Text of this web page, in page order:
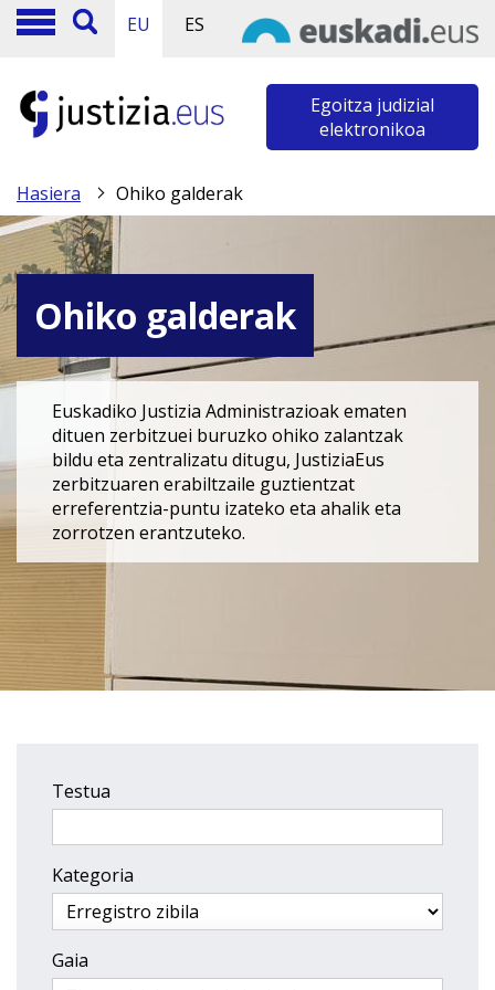
EU ES
Egoitza judizial
elektronikoa
Hasiera Ohiko galderak
Ohiko galderak
Euskadiko Justizia Administrazioak ematen
dituen zerbitzuei buruzko ohiko zalantzak
bildu eta zentralizatu ditugu, JustiziaEus
zerbitzuaren erabiltzaile guztientzat
erreferentzia-puntu izateko eta ahalik eta
zorrotzen erantzuteko.
Testua
Kategoria
Gaia